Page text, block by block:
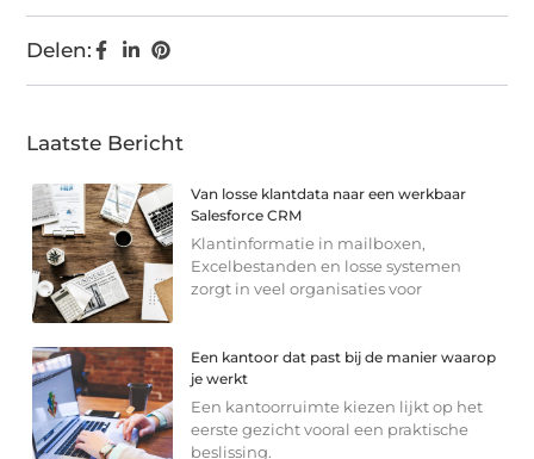
Delen:
Laatste Bericht
Van losse klantdata naar een werkbaar
Salesforce CRM
Klantinformatie in mailboxen,
Excelbestanden en losse systemen
zorgt in veel organisaties voor
Een kantoor dat past bij de manier waarop
je werkt
Een kantoorruimte kiezen lijkt op het
eerste gezicht vooral een praktische
beslissing.